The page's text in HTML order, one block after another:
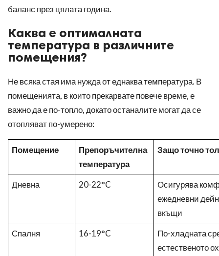
баланс през цялата година.
Каква е оптималната
температура в различните
помещения?
Не всяка стая има нужда от еднаква температура. В
помещенията, в които прекарвате повече време, е
важно да е по-топло, докато останалите могат да се
отопляват по-умерено:
Помещение
Препоръчителна
температура
Защо точно
Дневна 20-22°C
Осигурява
ежедневни
вкъщи
Спалня
16-19°C
По-хладната
естественото